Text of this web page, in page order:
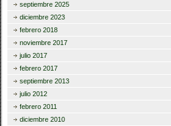
septiembre 2025
diciembre 2023
febrero 2018
noviembre 2017
julio 2017
febrero 2017
septiembre 2013
julio 2012
febrero 2011
diciembre 2010